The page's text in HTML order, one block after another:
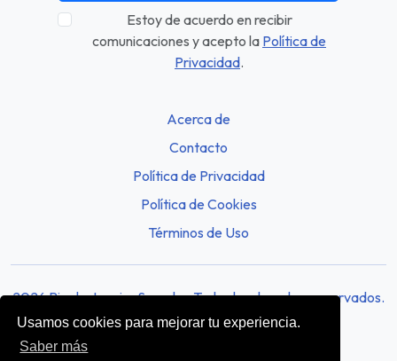
Usamos cookies para mejorar tu experiencia.
Saber más
Estoy de acuerdo en recibir
comunicaciones y acepto la Política de
Privacidad.
Acerca de
Contacto
Política de Privacidad
Política de Cookies
Términos de Uso
2026 Rio de Janeiro Sounds - Todos los derechos reservados.